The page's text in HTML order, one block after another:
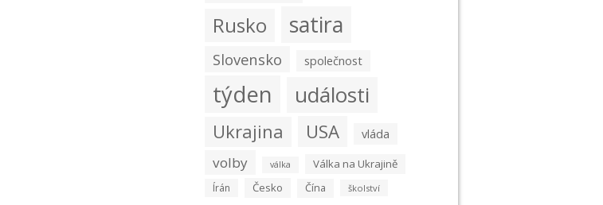
Rusko satira
Slovensko společnost
týden události
Ukrajina USA vláda
volby válka Válka na Ukrajině
Írán Česko Čína školství